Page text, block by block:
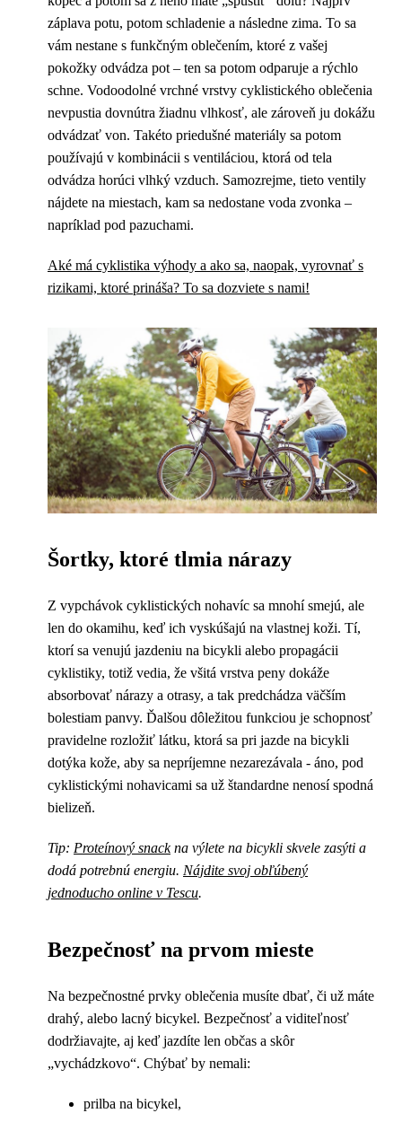
záplava potu, potom schladenie a následne zima. To sa
vám nestane s funkčným oblečením, ktoré z vašej
pokožky odvádza pot – ten sa potom odparuje a rýchlo
schne. Vodoodolné vrchné vrstvy cyklistického oblečenia
nevpustia dovnútra žiadnu vlhkosť, ale zároveň ju dokážu
odvádzať von. Takéto priedušné materiály sa potom
používajú v kombinácii s ventiláciou, ktorá od tela
odvádza horúci vlhký vzduch. Samozrejme, tieto ventily
nájdete na miestach, kam sa nedostane voda zvonka –
napríklad pod pazuchami.
Aké má cyklistika výhody a ako sa, naopak, vyrovnať s
rizikami, ktoré prináša? To sa dozviete s nami!
Šortky, ktoré tlmia nárazy
Z vypchávok cyklistických nohavíc sa mnohí smejú, ale
len do okamihu, keď ich vyskúšajú na vlastnej koži. Tí,
ktorí sa venujú jazdeniu na bicykli alebo propagácii
cyklistiky, totiž vedia, že všitá vrstva peny dokáže
absorbovať nárazy a otrasy, a tak predchádza väčším
bolestiam panvy. Ďalšou dôležitou funkciou je schopnosť
pravidelne rozložiť látku, ktorá sa pri jazde na bicykli
dotýka kože, aby sa nepríjemne nezarezávala - áno, pod
cyklistickými nohavicami sa už štandardne nenosí spodná
bielizeň.
Tip: Proteínový snackna výlete na bicykli skvele zasýti a
dodá potrebnú energiu. Nájdite svoj obľúbený
jednoducho online v Tescu.
Bezpečnosť na prvom mieste
Na bezpečnostné prvky oblečenia musíte dbať, či už máte
drahý, alebo lacný bicykel. Bezpečnosť a viditeľnosť
dodržiavajte, aj keď jazdíte len občas a skôr
„vychádzkovo“. Chýbať by nemali:
prilba na bicykel,